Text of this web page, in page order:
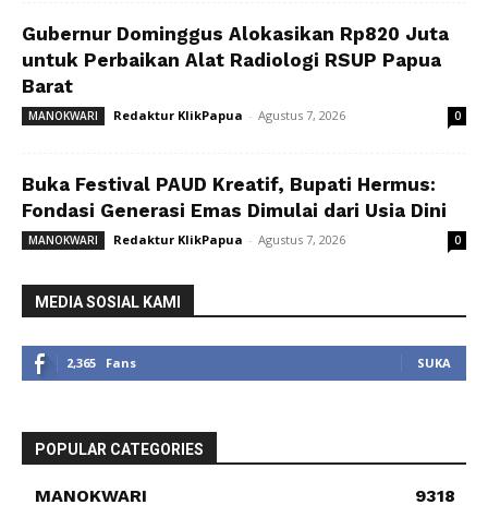
Gubernur Dominggus Alokasikan Rp820 Juta
untuk Perbaikan Alat Radiologi RSUP Papua
Barat
MANOKWARI Redaktur KlikPapua - Agustus 7, 2026 0
Buka Festival PAUD Kreatif, Bupati Hermus:
Fondasi Generasi Emas Dimulai dari Usia Dini
MANOKWARI Redaktur KlikPapua - Agustus 7, 2026 0
MEDIA SOSIAL KAMI
2,365 Fans SUKA
POPULAR CATEGORIES
MANOKWARI
9318